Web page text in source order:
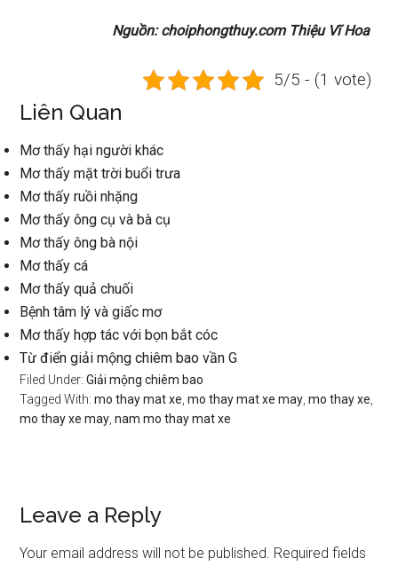
Nguồn: choiphongthuy.com Thiệu Vĩ Hoa
5/5 - (1 vote)
Liên Quan
Mơ thấy hại người khác
Mơ thấy mặt trời buổi trưa
Mơ thấy ruồi nhặng
Mơ thấy ông cụ và bà cụ
Mơ thấy ông bà nội
Mơ thấy cá
Mơ thấy quả chuối
Bệnh tâm lý và giấc mơ
Mơ thấy hợp tác với bọn bắt cóc
Từ điển giải mộng chiêm bao vần G
Filed Under:Giải mộng chiêm bao
Tagged With:mo thay mat xe ,mo thay mat xe may ,mo thay xe
mo thay xe may ,nam mo thay mat xe
Reader
Interactions
Leave a Reply
Your email address will not be published. Required fields